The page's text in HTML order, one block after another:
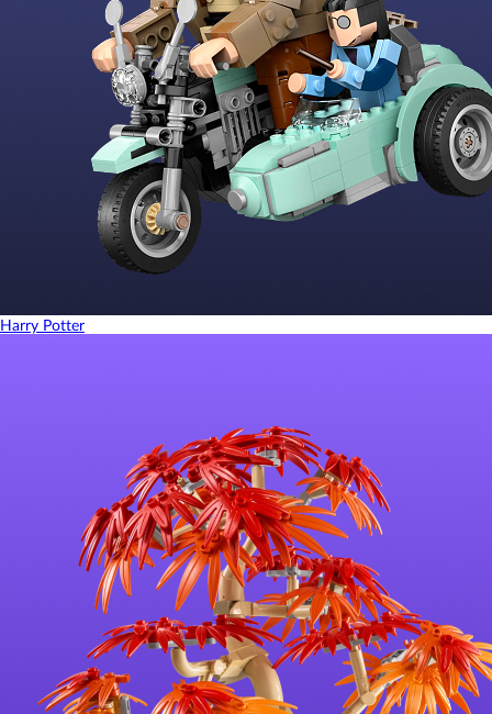
Harry Potter